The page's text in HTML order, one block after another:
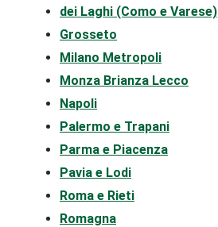
dei Laghi (Como e Varese)
Grosseto
Milano Metropoli
Monza Brianza Lecco
Napoli
Palermo e Trapani
Parma e Piacenza
Pavia e Lodi
Roma e Rieti
Romagna